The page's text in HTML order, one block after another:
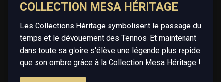
COLLECTION MESA HÉRITAGE
Les Collections Héritage symbolisent le passage du
temps et le dévouement des Tennos. Et maintenant
dans toute sa gloire s'élève une légende plus rapide
que son ombre grâce à la Collection Mesa Héritage !